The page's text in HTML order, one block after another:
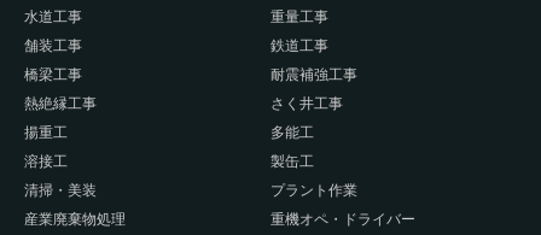
水道工事
重量工事
舗装工事
鉄道工事
橋梁工事
耐震補強工事
熱絶縁工事
さく井工事
揚重工
多能工
溶接工
製缶工
清掃・美装
プラント作業
産業廃棄物処理
重機オペ・ドライバー